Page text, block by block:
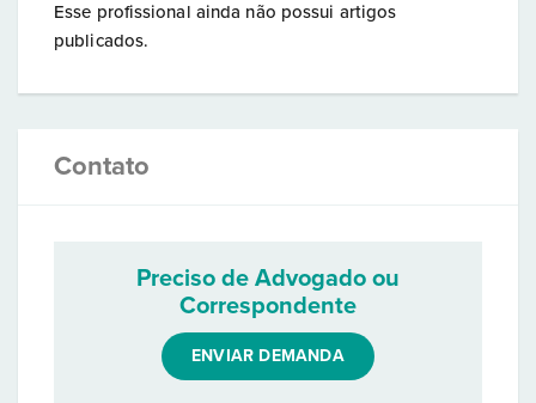
Esse profissional ainda não possui artigos
publicados.
Contato
Preciso de Advogado ou
Correspondente
ENVIAR DEMANDA